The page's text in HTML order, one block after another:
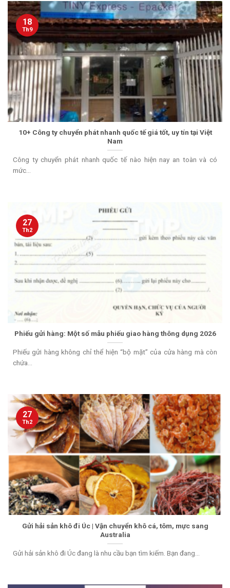
10+ Công ty chuyển phát nhanh quốc tế giá tốt, uy tín tại Việt
Nam
Công ty chuyển phát nhanh quốc tế nào hiện nay an toàn và có
mức...
18
Th9
Phiếu gửi hàng: Một số mẫu phiếu giao hàng thông dụng 2026
Phiếu gửi hàng không chỉ thể hiện “bộ mặt” của cửa hàng mà còn
chứa...
27
Th2
Gửi hải sản khô đi Úc | Vận chuyển khô cá, tôm, mực sang
Australia
Gửi hải sản khô đi Úc đang là nhu cầu bạn tìm kiếm. Bạn đang...
27
Th2